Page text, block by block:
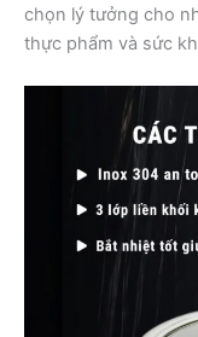
chọn lý tưởng cho
thực phẩm và sức